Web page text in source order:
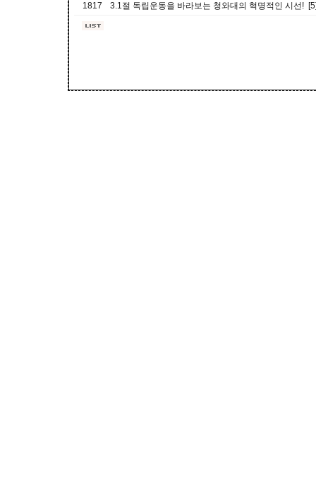
1817
3.1절 독립운동을 바라보는 청와대의 혁명적인 시선!